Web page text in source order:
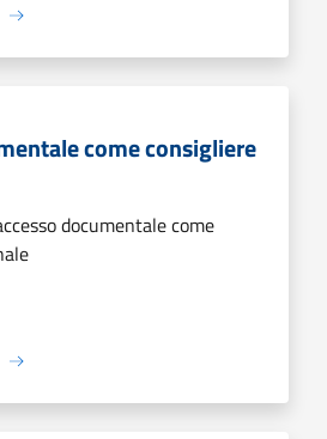
come consigliere
documentale come